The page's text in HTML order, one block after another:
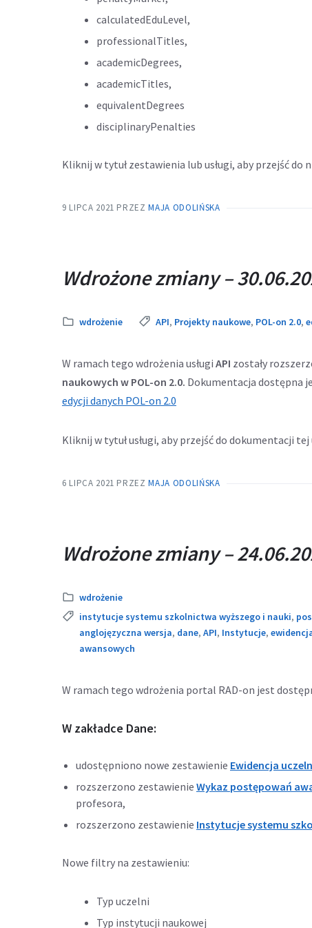
calculatedEduLevel,
professionalTitles,
academicDegrees,
academicTitles,
equivalentDegrees
disciplinaryPenalties
Kliknij w tytuł zestawienia lub usługi, aby przejść do
9 LIPCA 2021 PRZEZMAJA ODOLIŃSKA
Wdrożone zmiany –
Kategoria:
wdrożenie Tags:
API, Projekty naukowe, POL-on 2.0,
W ramach tego wdrożenia usługi API zostały
naukowych w POL-on 2.0. Dokumentacja dostępna
edycji danych POL-on 2.0
Kliknij w tytuł usługi, aby przejść do dokumentacji tej
6 LIPCA 2021 PRZEZMAJA ODOLIŃSKA
Wdrożone zmiany –
Kategoria:
wdrożenie
Tags:
instytucje systemu szkolnictwa wyższego i nauki,
anglojęzyczna wersja, dane, API, Instytucje,
awansowych
W ramach tego wdrożenia portal RAD-on jest
W zakładce Dane:
udostępniono nowe zestawienie Ewidencja
rozszerzono zestawienie Wykaz postępowań
profesora,
rozszerzono zestawienie Instytucje systemu
Nowe filtry na zestawieniu:
Typ uczelni
Typ instytucji naukowej